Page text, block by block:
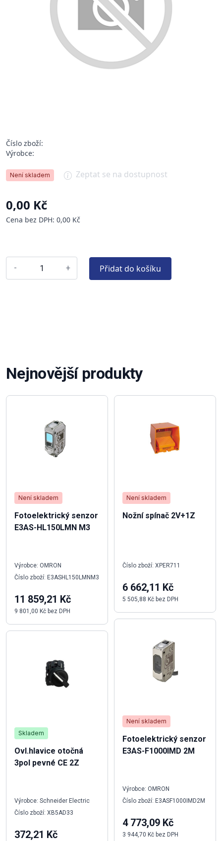
Číslo zboží:
Výrobce:
Není skladem Zeptat se na dostupnost
0,00 Kč
Cena bez DPH: 0,00 Kč
- + Přidat do košíku
Nejnovější produkty
Není skladem
Fotoelektrický senzor
E3AS-HL150LMN M3
Výrobce: OMRON
Číslo zboží: E3ASHL150LMNM3
11 859,21 Kč
9 801,00 Kč bez DPH
Skladem
Ovl.hlavice otočná
3pol pevné CE 2Z
Výrobce: Schneider Electric
Číslo zboží: XB5AD33
372,21 Kč
Není skladem
Nožní spínač 2V+1Z
Číslo zboží: XPER711
6 662,11 Kč
5 505,88 Kč bez DPH
Není skladem
Fotoelektrický senzor
E3AS-F1000IMD 2M
Výrobce: OMRON
Číslo zboží: E3ASF1000IMD2M
4 773,09 Kč
3 944,70 Kč bez DPH